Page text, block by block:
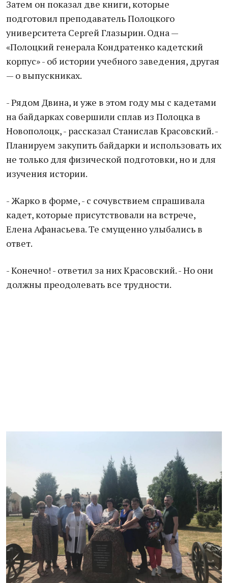
Затем он показал две книги, которые
подготовил преподаватель Полоцкого
университета Сергей Глазырин. Одна —
«Полоцкий генерала Кондратенко кадетский
корпус» - об истории учебного заведения, другая
— о выпускниках.
- Рядом Двина, и уже в этом году мы с кадетами
на байдарках совершили сплав из Полоцка в
Новополоцк, - рассказал Станислав Красовский. -
Планируем закупить байдарки и использовать их
не только для физической подготовки, но и для
изучения истории.
- Жарко в форме, - с сочувствием спрашивала
кадет, которые присутствовали на встрече,
Елена Афанасьева. Те смущенно улыбались в
ответ.
- Конечно! - ответил за них Красовский. - Но они
должны преодолевать все трудности.